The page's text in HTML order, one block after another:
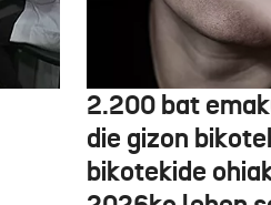
2.200 bat
die gizon
bikotekide